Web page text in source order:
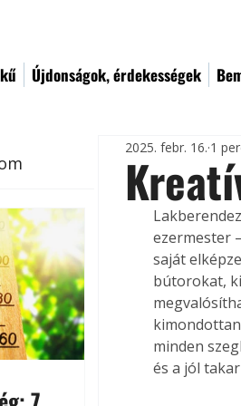
Újdonságok, érdekességek
2025. febr. 16. 1
ezermester
saját
bútorokat,
minden
és a jól